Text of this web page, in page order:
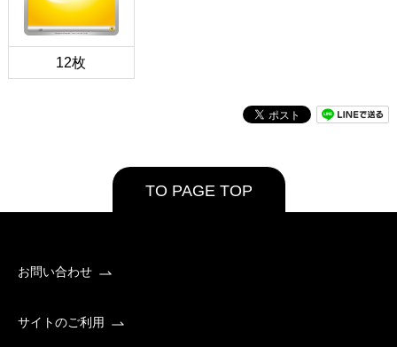
12枚
TO PAGE TOP
お問い合わせ
サイトのご利用